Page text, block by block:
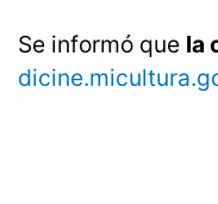
Se informó que la